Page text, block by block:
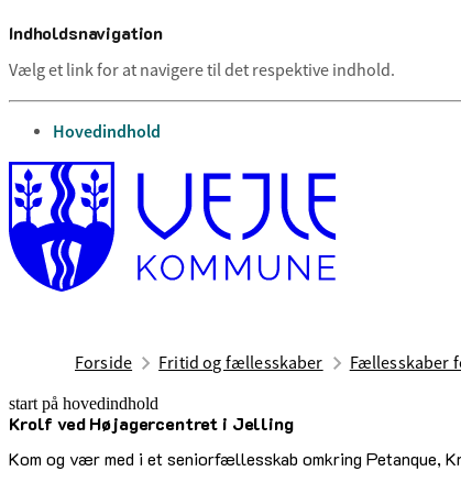
Indholdsnavigation
Vælg et link for at navigere til det respektive indhold.
gå til
Hovedindhold
Forside Fritid og fællesskaber Fællesskaber
start på hovedindhold
Krolf ved Højagercentret i Jelling
Kom og vær med i et seniorfællesskab omkring Petanque,
senest opdateret 12. maj 2026